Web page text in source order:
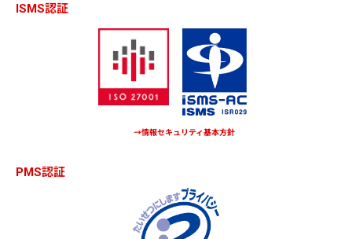
ISMS認証
→情報セキュリティ基本方針
PMS認証